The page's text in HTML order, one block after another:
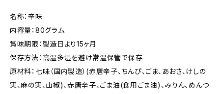
名称：辛味
内容量：80グラム
賞味期限：製造日より15ヶ月
保存方法：高温多湿を避け常温保管で保存
原材料：七味（国内製造）(赤唐辛子、ちんぴ、ごま、あおさ、けしの
実、麻の実、山椒)、赤唐辛子、ごま油(食用ごま油)、みりん、めんつ